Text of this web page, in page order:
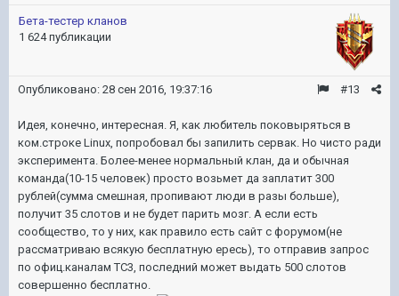
Бета-тестер кланов
1 624 публикации
#13
Опубликовано: 28 сен 2016, 19:37:16
Идея, конечно, интересная. Я, как любитель поковыряться в
ком.строке Linux, попробовал бы запилить сервак. Но чисто ради
эксперимента. Более-менее нормальный клан, да и обычная
команда(10-15 человек) просто возьмет да заплатит 300
рублей(сумма смешная, пропивают люди в разы больше),
получит 35 слотов и не будет парить мозг. А если есть
сообщество, то у них, как правило есть сайт с форумом(не
рассматриваю всякую бесплатную ересь), то отправив запрос
по офиц.каналам ТС3, последний может выдать 500 слотов
совершенно бесплатно.